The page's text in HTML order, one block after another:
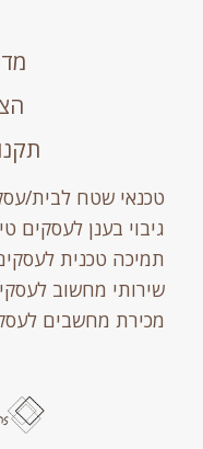
טכנאי שטח לבית/
גיבוי בענן לעסקים
תמיכה טכנית
שירותי מחשוב
מכירת מחשבים